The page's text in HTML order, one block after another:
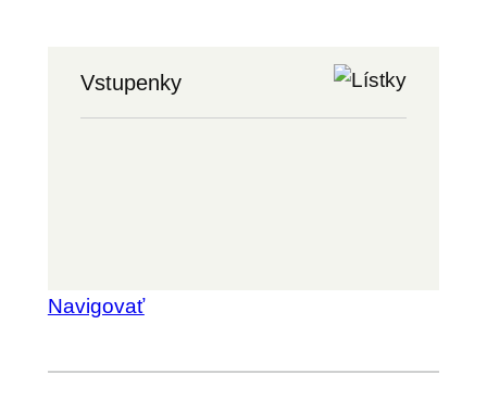
Vstupenky
Navigovať